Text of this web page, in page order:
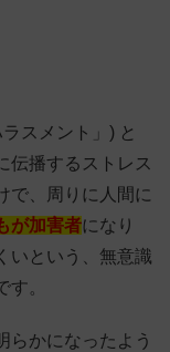
スメント」) と
伝播するストレス
で、周りに人間に
が加害者になり
いという、無意識
。
らかになったよう